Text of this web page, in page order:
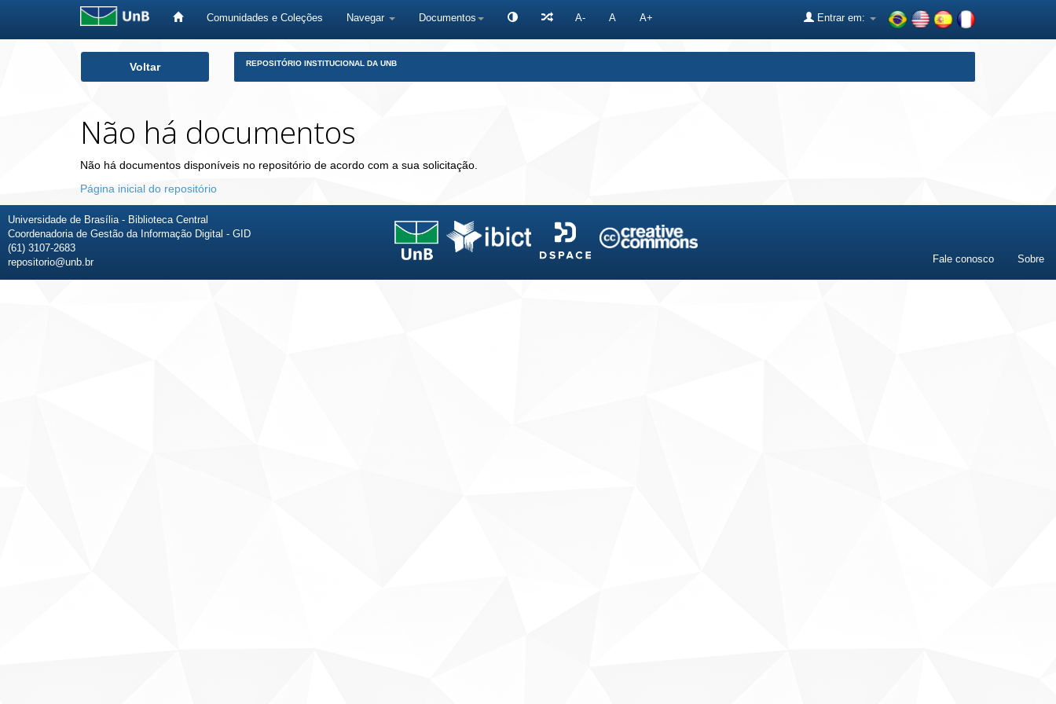
Comunidades e Coleções Navegar Documentos A- A A+ Entrar em:
Voltar REPOSITÓRIO INSTITUCIONAL DA UNB
Não há documentos
Não há documentos disponíveis no repositório de acordo com a sua solicitação.
Página inicial do repositório
Universidade de Brasília - Biblioteca Central
Coordenadoria de Gestão da Informação Digital - GID
(61) 3107-2683
repositorio@unb.br
Fale conosco Sobre